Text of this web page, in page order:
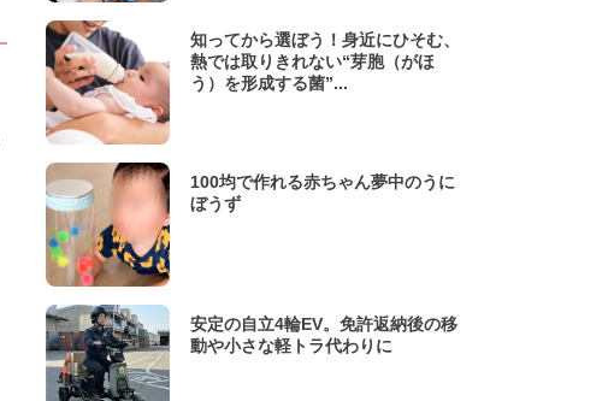
知ってから選ぼう！身近にひそむ、
熱では取りきれない“芽胞（がほ
う）を形成する菌”...
100均で作れる赤ちゃん夢中のうに
ぼうず
安定の自立4輪EV。免許返納後の移
動や小さな軽トラ代わりに